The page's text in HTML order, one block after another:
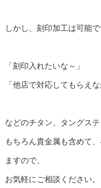
しかし、刻印加工は可能で
「刻印入れたいな～」
「他店で対応してもらえな
などのチタン、タングス
もちろん貴金属も含めて
ますので、
お気軽にご相談ください。